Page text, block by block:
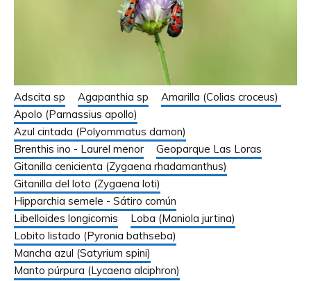
Adscita sp Agapanthia sp
Amarilla (Colias croceus)
Apolo (Parnassius apollo)
Azul cintada (Polyommatus damon)
Brenthis ino - Laurel menor
Geoparque Las Loras
Gitanilla cenicienta (Zygaena rhadamanthus)
Gitanilla del loto (Zygaena loti)
Hipparchia semele - Sátiro común
Libelloides longicornis
Loba (Maniola jurtina)
Lobito listado (Pyronia bathseba)
Mancha azul (Satyrium spini)
Manto púrpura (Lycaena alciphron)